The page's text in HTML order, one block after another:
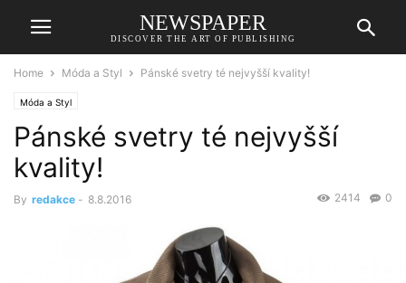
NEWSPAPER
DISCOVER THE ART OF PUBLISHING
Home Móda a Styl Pánské svetry té nejvyšší kvality!
Móda a Styl
Pánské svetry té nejvyšší
kvality!
By redakce - 8.8.2016 0
2414